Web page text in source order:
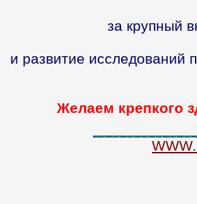
за крупный
и развитие исследований
Желаем крепкого